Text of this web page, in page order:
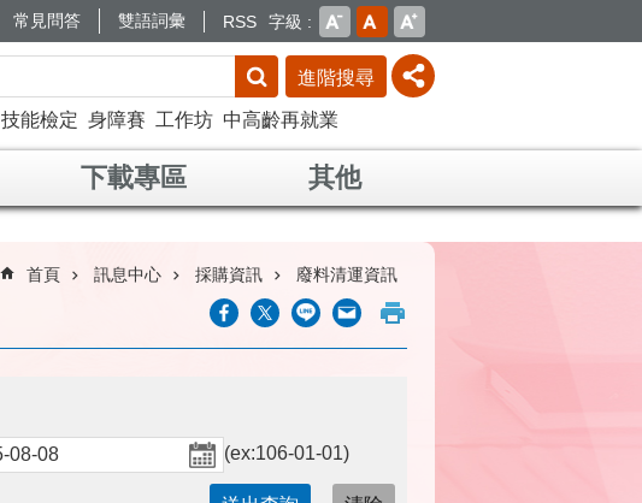
常見問答 雙語詞彙 RSS 字級
進階搜尋
技能檢定 身障賽 工作坊 中高齡再就業
下載專區 其他
首頁 訊息中心 採購資訊 廢料清運資訊
(ex:106-01-01)